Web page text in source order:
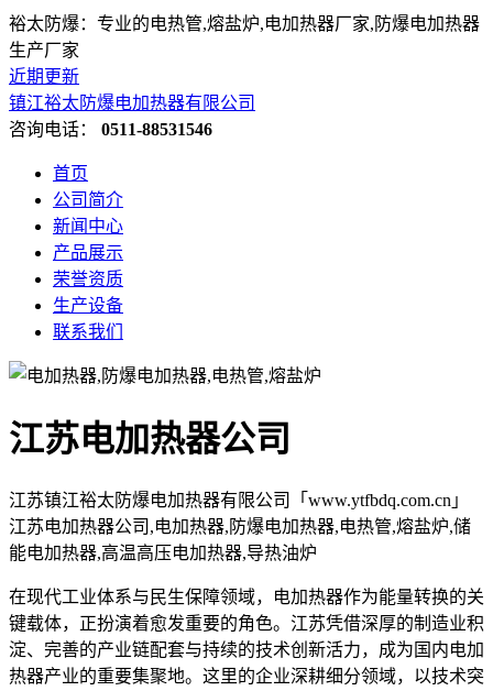
裕太防爆：专业的电热管,熔盐炉,电加热器厂家,防爆电加热器
生产厂家
近期更新
镇江裕太防爆电加热器有限公司
咨询电话： 0511-88531546
首页
公司简介
新闻中心
产品展示
荣誉资质
生产设备
联系我们
江苏电加热器公司
江苏镇江裕太防爆电加热器有限公司「www.ytfbdq.com.cn」
江苏电加热器公司,电加热器,防爆电加热器,电热管,熔盐炉,储
能电加热器,高温高压电加热器,导热油炉
在现代工业体系与民生保障领域，电加热器作为能量转换的关
键载体，正扮演着愈发重要的角色。江苏凭借深厚的制造业积
淀、完善的产业链配套与持续的技术创新活力，成为国内电加
热器产业的重要集聚地。这里的企业深耕细分领域，以技术突